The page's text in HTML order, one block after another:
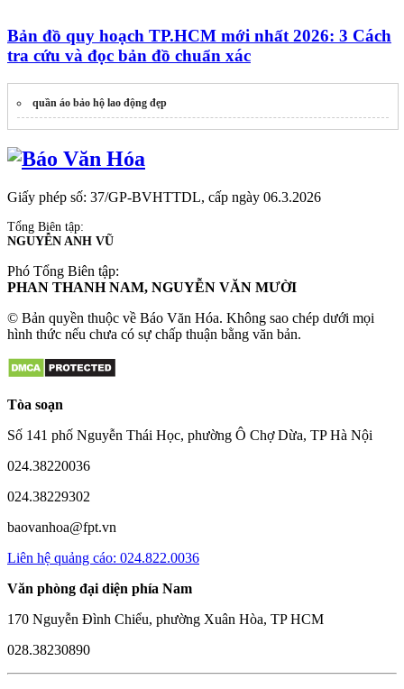
Bản đồ quy hoạch TP.HCM mới nhất 2026: 3 Cách
tra cứu và đọc bản đồ chuẩn xác
quần áo bảo hộ lao động đẹp
Giấy phép số: 37/GP-BVHTTDL, cấp ngày 06.3.2026
Tổng Biên tập:
NGUYỄN ANH VŨ
Phó Tổng Biên tập:
PHAN THANH NAM, NGUYỄN VĂN MƯỜI
© Bản quyền thuộc về Báo Văn Hóa. Không sao chép dưới mọi
hình thức nếu chưa có sự chấp thuận bằng văn bản.
Tòa soạn
Số 141 phố Nguyễn Thái Học, phường Ô Chợ Dừa, TP Hà Nội
024.38220036
024.38229302
baovanhoa@fpt.vn
Liên hệ quảng cáo: 024.822.0036
Văn phòng đại diện phía Nam
170 Nguyễn Đình Chiểu, phường Xuân Hòa, TP HCM
028.38230890